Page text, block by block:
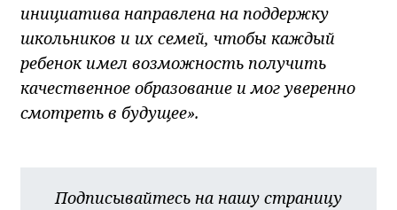
инициатива направлена на поддержку
школьников и их семей, чтобы каждый
ребенок имел возможность получить
качественное образование и мог уверенно
смотреть в будущее».
Подписывайтесь на нашу страницу